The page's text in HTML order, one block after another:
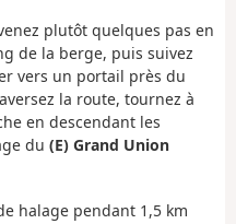
plutôt quelques pas en
de la berge, puis suivez
vers un portail près du
la route, tournez à
en descendant les
du (E) Grand Union
halage pendant 1,5 km